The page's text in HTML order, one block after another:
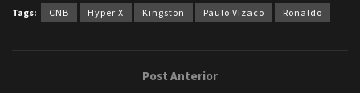
Tags: CNB Hyper X Kingston Paulo Vizaco Ronaldo
Post Anterior